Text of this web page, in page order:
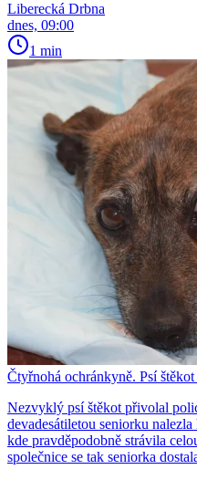
Liberecká Drbna
dnes, 09:00
1 min
Čtyřnohá ochránkyně. Psí
Nezvyklý psí štěkot přivolal
devadesátiletou seniorku
kde pravděpodobně strávila
společnice se tak seniorka